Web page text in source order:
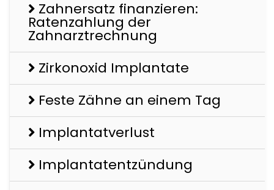
Zahnersatz finanzieren:
Ratenzahlung der
Zahnarztrechnung
Zirkonoxid Implantate
Feste Zähne an einem Tag
Implantatverlust
Implantatentzündung